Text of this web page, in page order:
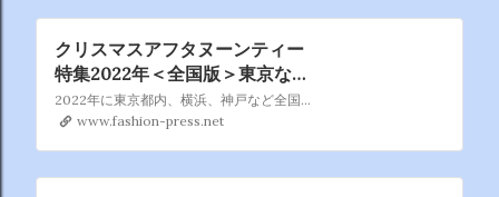
クリスマスアフタヌーンティー
特集2022年＜全国版＞東京など
有名ホテルが贈る冬スイーツ
2022年に東京都内、横浜、神戸など全国の有名ホテルや人気カフェで楽しめる、おすすめの「クリスマスアフタヌーンティー」を特集。中には予約必至のプランもあるので、気になるものは早めのチェックが必要だ。本...
www.fashion-press.net